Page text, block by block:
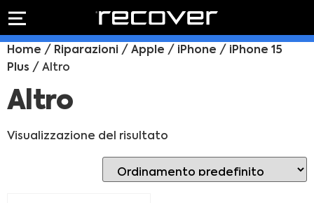
Preventivo online
PREVENTIVO RIPARAZIONE
PREVENTIVO
Preventivo
RIPARAZIONE
Home / Riparazioni / Apple / iPhone / iPhone 15
Plus / Altro
Altro
Visualizzazione del risultato